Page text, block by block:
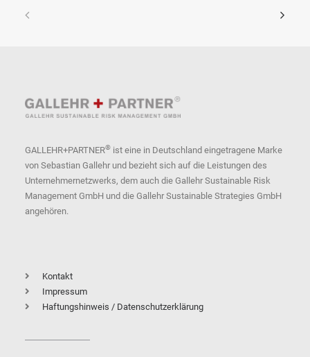
GALLEHR+PARTNER® ist eine in Deutschland eingetragene Marke
von Sebastian Gallehr und bezieht sich auf die Leistungen des
Unternehmernetzwerks, dem auch die Gallehr Sustainable Risk
Management GmbH und die Gallehr Sustainable Strategies GmbH
angehören.
Kontakt
Impressum
Haftungshinweis / Datenschutzerklärung